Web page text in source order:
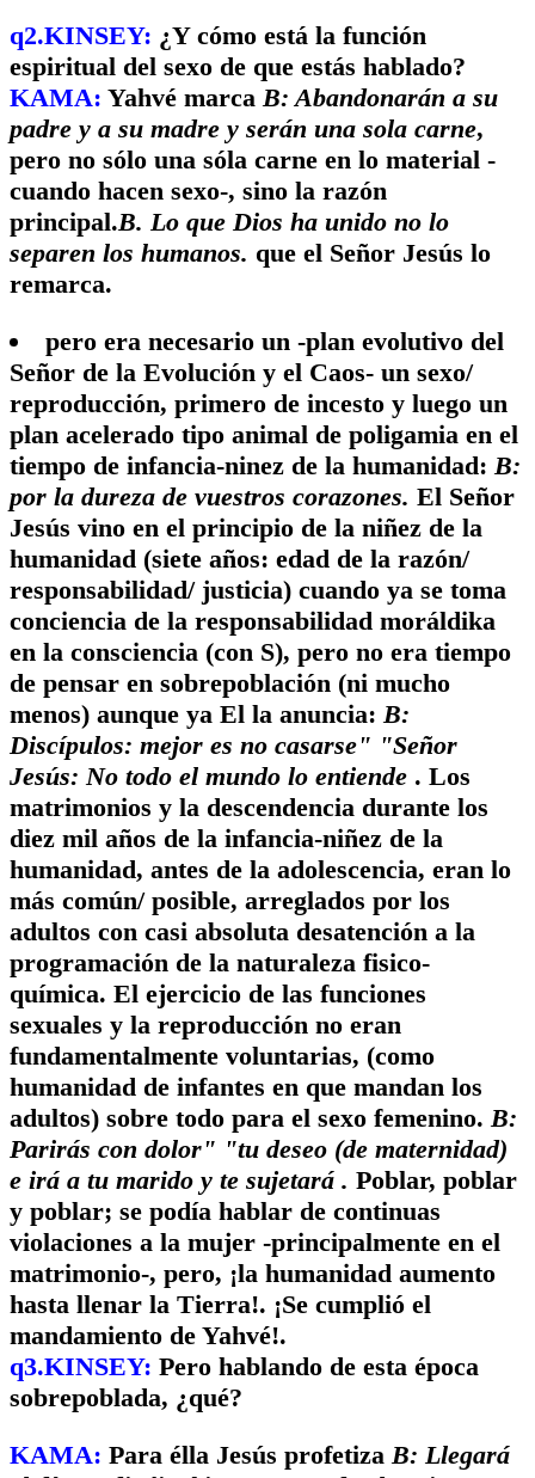
q2.KINSEY: ¿Y cómo está la función
espiritual del sexo de que estás hablado?
KAMA: Yahvé marcaB: Abandonarán a su
padre y a su madre y serán una sola carne,
pero no sólo una sóla carne en lo material -
cuando hacen sexo-, sino la razón
principal.B. Lo que Dios ha unido no lo
separen los humanos. que el Señor Jesús lo
remarca.
pero era necesario un -plan evolutivo del
Señor de la Evolución y el Caos- un sexo/
reproducción, primero de incesto y luego un
plan acelerado tipo animal de poligamia en el
tiempo de infancia-ninez de la humanidad:B:
por la dureza de vuestros corazones. El Señor
Jesús vino en el principio de la niñez de la
humanidad (siete años: edad de la razón/
responsabilidad/ justicia) cuando ya se toma
conciencia de la responsabilidad moráldika
en la consciencia (con S), pero no era tiempo
de pensar en sobrepoblación (ni mucho
menos) aunque ya El la anuncia:B:
Discípulos: mejor es no casarse" "Señor
Jesús: No todo el mundo lo entiende . Los
matrimonios y la descendencia durante los
diez mil años de la infancia-niñez de la
humanidad, antes de la adolescencia, eran lo
más común/ posible, arreglados por los
adultos con casi absoluta desatención a la
programación de la naturaleza fisico-
química. El ejercicio de las funciones
sexuales y la reproducción no eran
fundamentalmente voluntarias, (como
humanidad de infantes en que mandan los
adultos) sobre todo para el sexo femenino.B:
Parirás con dolor" "tu deseo (de maternidad)
e irá a tu marido y te sujetará . Poblar, poblar
y poblar; se podía hablar de continuas
violaciones a la mujer -principalmente en el
matrimonio-, pero, ¡la humanidad aumento
hasta llenar la Tierra!. ¡Se cumplió el
mandamiento de Yahvé!.
q3.KINSEY: Pero hablando de esta época
sobrepoblada, ¿qué?
KAMA: Para élla Jesús profetizaB: Llegará